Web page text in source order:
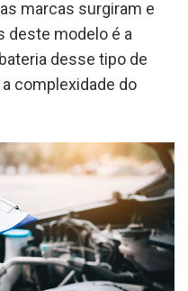
marcas surgiram e
deste modelo é a
desse tipo de
complexidade do